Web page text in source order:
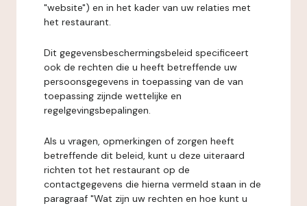
"website") en in het kader van uw relaties met
het restaurant.
Dit gegevensbeschermingsbeleid specificeert
ook de rechten die u heeft betreffende uw
persoonsgegevens in toepassing van de van
toepassing zijnde wettelijke en
regelgevingsbepalingen.
Als u vragen, opmerkingen of zorgen heeft
betreffende dit beleid, kunt u deze uiteraard
richten tot het restaurant op de
contactgegevens die hierna vermeld staan in de
paragraaf "Wat zijn uw rechten en hoe kunt u